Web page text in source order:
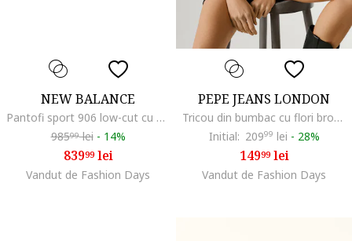
NEW BALANCE
Pantofi sport 906 low-cut cu garnituri din material sintetic, Gri
98599lei - 14%
83999lei
Vandut de Fashion Days
PEPE JEANS LONDON
Tricou din bumbac cu flori brodate, Alb
Initial: 20999 lei - 28%
14999lei
Vandut de Fashion Days